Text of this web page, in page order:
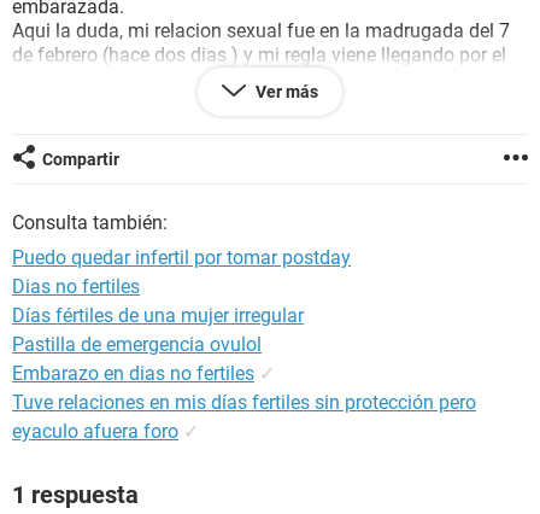
embarazada.
Aqui la duda, mi relacion sexual fue en la madrugada del 7
de febrero (hace dos dias ) y mi regla viene llegando por el
15 de este mes osea cuando tuve mi relacion 8 dias despues
me tiene que bajar, mi pregunta
que hago estoy entre asustada y nerviosa ayudame . Espero
su respuesta
Ver más
Compartir
Consulta también:
Puedo quedar infertil por tomar postday
Dias no fertiles
Días fértiles de una mujer irregular
Pastilla de emergencia ovulol
Embarazo en dias no fertiles ✓
Tuve relaciones en mis días fertiles sin protección pero
eyaculo afuera foro ✓
1 respuesta